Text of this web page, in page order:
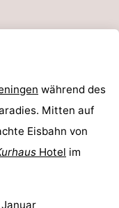
während des
Mitten auf
Eisbahn von
Hotel im